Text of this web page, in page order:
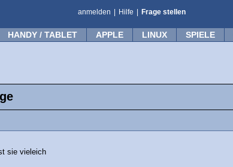
anmelden Hilfe Frage stellen
HANDY / TABLET APPLE LINUX SPIELE
sie vieleich